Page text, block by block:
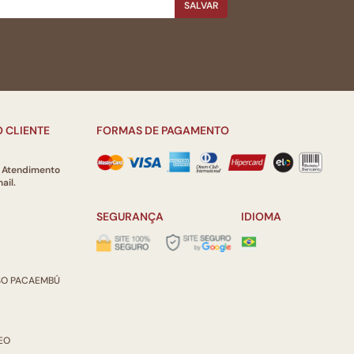
SALVAR
CLIENTE
Atendimento
PACAEMBÚ
FORMAS DE PAGAMENTO
SEGURANÇA IDIOMA